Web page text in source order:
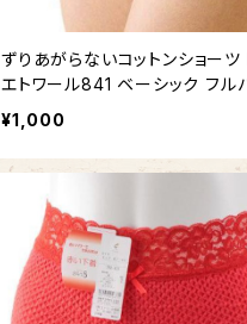
ずりあがらないコットンショーツ
エトワール841 ベーシック フル
鹿の子編み
¥1,000